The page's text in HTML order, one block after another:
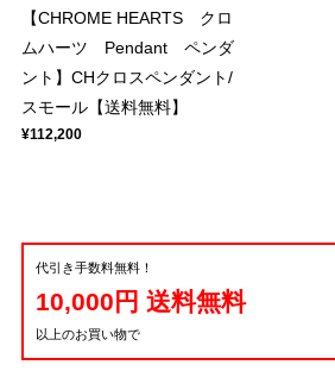
【CHROME HEARTS クロ
ムハーツ Pendant ペンダ
ント】CHクロスペンダント/
スモール【送料無料】
¥112,200
代引き手数料無料！
10,000円 送料無料
以上のお買い物で